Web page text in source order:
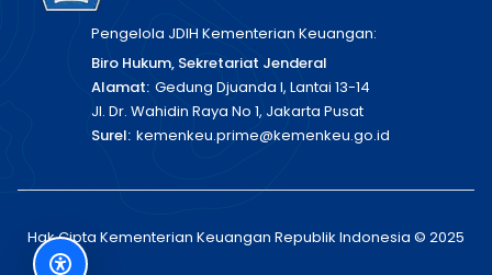
Pengelola JDIH Kementerian Keuangan:
Biro Hukum, Sekretariat Jenderal
Alamat: Gedung Djuanda I, Lantai 13-14
Jl. Dr. Wahidin Raya No 1, Jakarta Pusat
Surel: kemenkeu.prime@kemenkeu.go.id
Hak Cipta Kementerian Keuangan Republik Indonesia © 2025